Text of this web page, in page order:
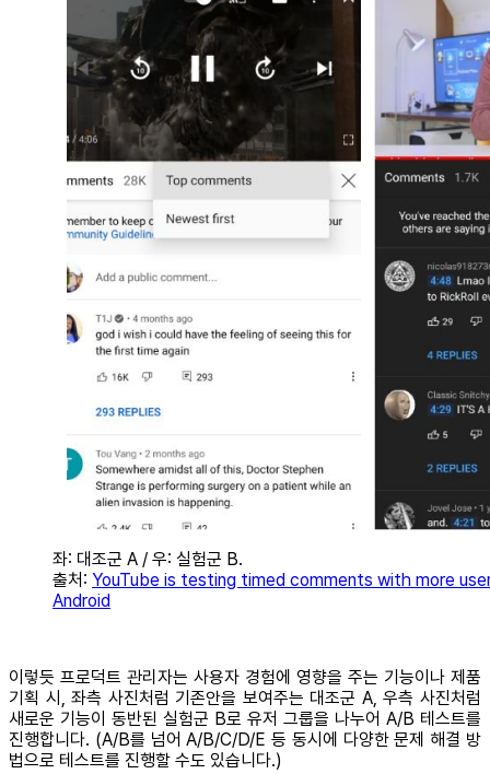
좌: 대조군 A / 우: 실험군 B.
출처: YouTube is testing timed comments with more
Android
이렇듯 프로덕트 관리자는 사용자 경험에 영향을 주는 기능이나 제품
기획 시, 좌측 사진처럼 기존안을 보여주는 대조군 A, 우측 사진처럼
새로운 기능이 동반된 실험군 B로 유저 그룹을 나누어 A/B 테스트를
진행합니다. (A/B를 넘어 A/B/C/D/E 등 동시에 다양한 문제 해결 방
법으로 테스트를 진행할 수도 있습니다.)